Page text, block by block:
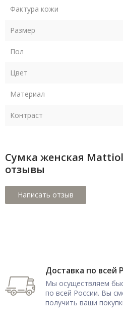
Фактура кожи
Размер
Пол
Цвет
Материал
Контраст
Сумка женская
отзывы
Доставка по всей
Мы осуществляем
по всей России. Вы
получить ваши